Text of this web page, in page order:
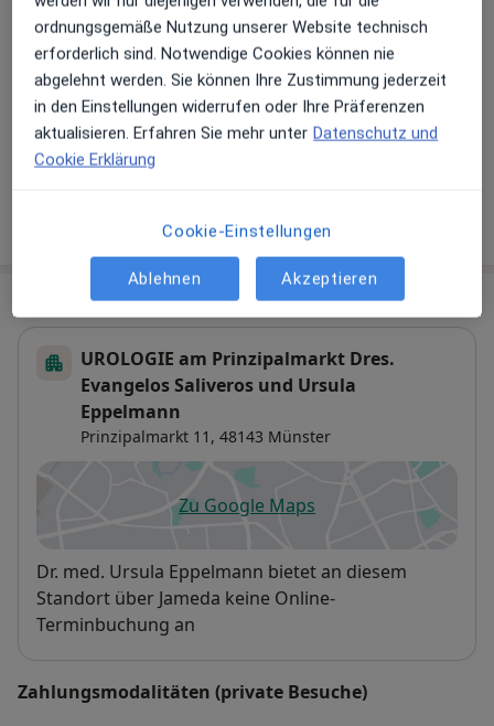
Ultraschalluntersuchung
Untersuchung /CheckUp
Vorsorgeuntersuchung
Zweitmeinung
Wie funktioniert die Preisbildung?
UROLOGIE am Prinzipalmarkt Dres.
Evangelos Saliveros und Ursula
Eppelmann
Prinzipalmarkt 11, 48143 Münster
Zu Google Mapsöffnet in einer neuen
Verfügbarkeit
Dr. med. Ursula Eppelmann bietet an diesem
Standort über Jameda keine Online-
Terminbuchung an
Zahlungsmodalitäten (private Besuche)
ordnungsgemäße Nutzung unserer Website technisch
erforderlich sind. Notwendige Cookies können nie
abgelehnt werden. Sie können Ihre Zustimmung jederzeit
in den Einstellungen widerrufen oder Ihre Präferenzen
aktualisieren. Erfahren Sie mehr unter Datenschutz und
Cookie Erklärung
Cookie-Einstellungen
Ablehnen Akzeptieren